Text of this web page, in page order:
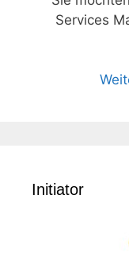
Services
Initiator